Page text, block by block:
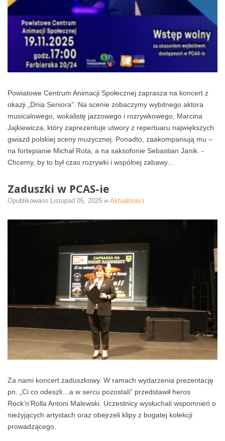
Powiatowe Centrum Animacji Społecznej zaprasza na koncert z
okazji „Dnia Seniora”. Na scenie zobaczymy wybitnego aktora
musicalowego, wokalistę jazzowego i rozrywkowego, Marcina
Jajkiewicza, który zaprezentuje utwory z repertuaru największych
gwiazd polskiej sceny muzycznej. Ponadto, zaakompaniują mu –
na fortepianie Michał Rota, a na saksofonie Sebastian Janik. -
Chcemy, by to był czas rozrywki i wspólnej zabawy…
Zaduszki w PCAS-ie
Opublikowano Listopad 05, 2025 wAktualności
Za nami koncert zaduszkowy. W ramach wydarzenia prezentację
pn. „Ci co odeszli…a w sercu pozostali” przedstawił heros
Rock’n’Rolla Antoni Malewski. Uczestnicy wysłuchali wspomnień o
nieżyjących artystach oraz obejrzeli klipy z bogatej kolekcji
prowadzącego.